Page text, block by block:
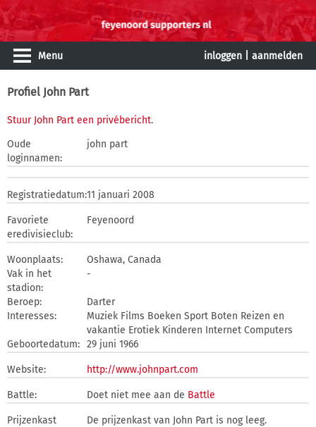
Menu inloggen aanmelden
Profiel John Part
Stuur John Part een privébericht.
Oude
loginnamen:
john part
Registratiedatum:11 januari 2008
Favoriete
eredivisieclub:
Feyenoord
Woonplaats:
Oshawa, Canada
Vak in het
stadion:
-
Beroep:
Darter
Interesses:
Muziek Films Boeken Sport Boten Reizen en
vakantie Erotiek Kinderen Internet Computers
Geboortedatum: 29 juni 1966
Website: http://www.johnpart.com
Battle: Doet niet mee aan de Battle
Prijzenkast De prijzenkast van John Part is nog leeg.